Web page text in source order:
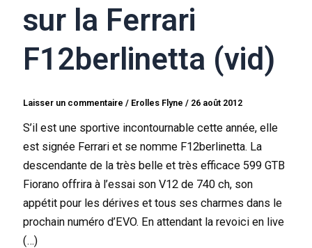
sur la Ferrari
F12berlinetta (vid)
Laisser un commentaire / Erolles Flyne/ 26 août 2012
S’il est une sportive incontournable cette année, elle
est signée Ferrari et se nomme F12berlinetta. La
descendante de la très belle et très efficace 599 GTB
Fiorano offrira à l’essai son V12 de 740 ch, son
appétit pour les dérives et tous ses charmes dans le
prochain numéro d’EVO. En attendant la revoici en live
(…)